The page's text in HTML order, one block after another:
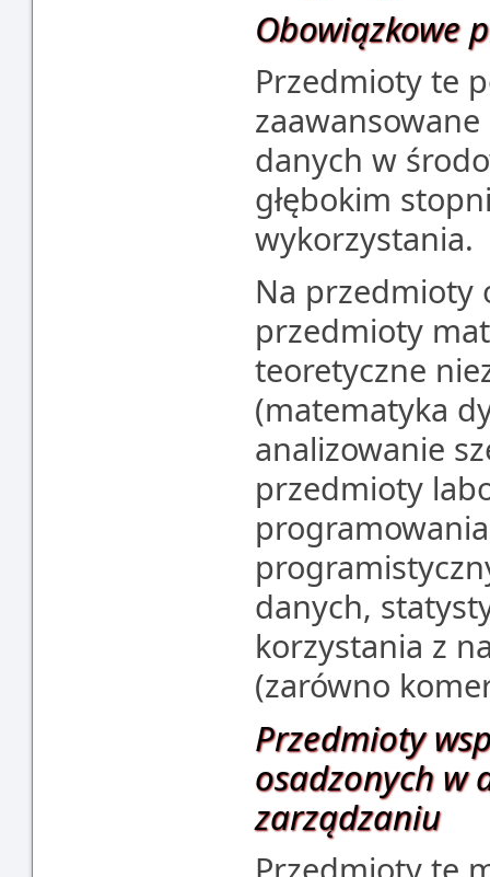
Obowiązkowe
Przedmioty te
danych w
głębokim
wykorzystania.
Na przedmioty
przedmioty
teoretyczne
(matematyka
analizowanie
przedmioty
danych,
korzystania z
(zarówno
Przedmioty
osadzonych w
zarządzaniu